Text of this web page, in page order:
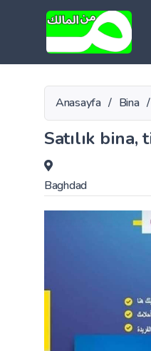
Anasayfa / Bina /
Satılık bina,
Baghdad